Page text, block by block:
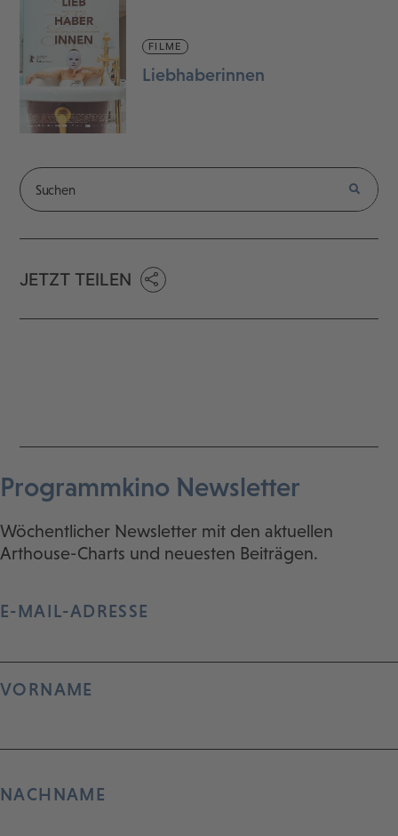
FILME
Liebhaberinnen
JETZT TEILEN
Programmkino Newsletter
Wöchentlicher Newsletter mit den aktuellen
Arthouse-Charts und neuesten Beiträgen.
E-MAIL-ADRESSE
VORNAME
NACHNAME